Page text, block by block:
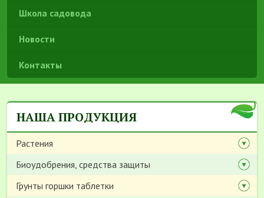
Школа садовода
Новости
Контакты
НАША ПРОДУКЦИЯ
Растения
Биоудобрения, средства защиты
Грунты горшки таблетки